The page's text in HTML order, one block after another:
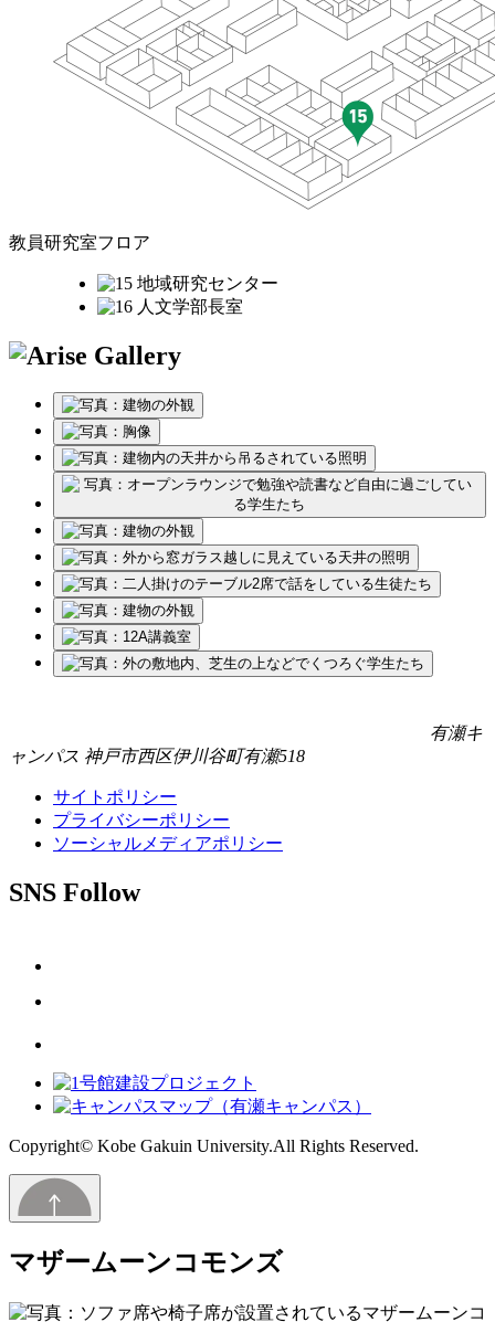
教員研究室フロア
地域研究センター
人文学部長室
有瀬キ
ャンパス 神戸市西区伊川谷町有瀬518
サイトポリシー
プライバシーポリシー
ソーシャルメディアポリシー
SNS Follow
Copyright© Kobe Gakuin University.All Rights Reserved.
マザームーンコモンズ